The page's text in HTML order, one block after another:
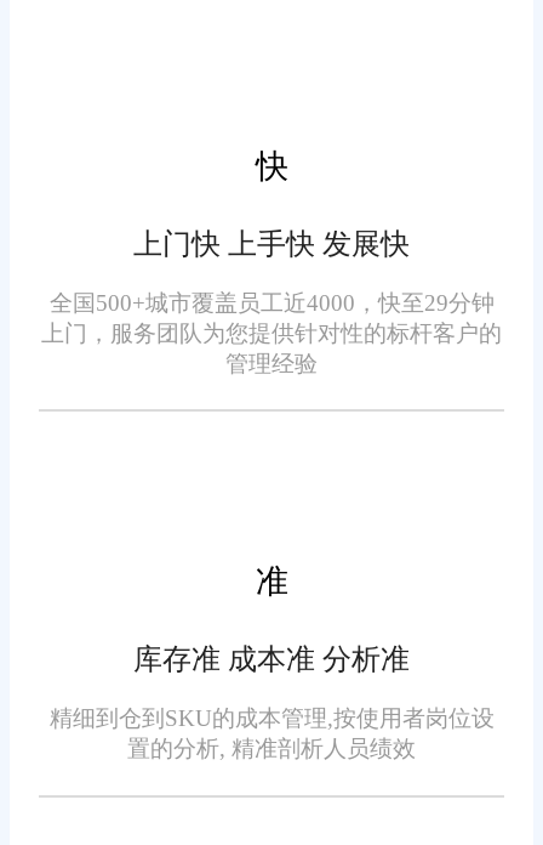
经常出现退款延迟，引发客户不
其是一些具有地域特色的商品，
乏统一的质检标准，在退货质检
过程中容易产生争议。再者，退
货处理全流程线上化。当客户在
自动将申请信息同步至企业后
台，客服人员可在系统中快速查
看退货原因、订单详情等信息，
并进行初步审核。审核通过后，
系统自动生成退货地址和退货物
签收登记，随后质检人员可在线
上对商品进行质检评估。若质检
合格，系统自动触发退款流程，
与财务系统对接完成退款;若质检
不合格，系统记录原因并反馈给
客服，由客服与客户沟通解决方
案。整个流程无需人工反复传递
型、订单金额、客户等级等因
准。例如，对于低价值、高退货
对于高价值商品或新客户订单的
(三)高效质检与库存管理
快
上门快 上手快 发展快
全国500+城市覆盖员工近4000，快至29分钟
上门，服务团队为您提供针对性的标杆客户的
管理经验
准
库存准 成本准 分析准
精细到仓到SKU的成本管理,按使用者岗位设
置的分析, 精准剖析人员绩效